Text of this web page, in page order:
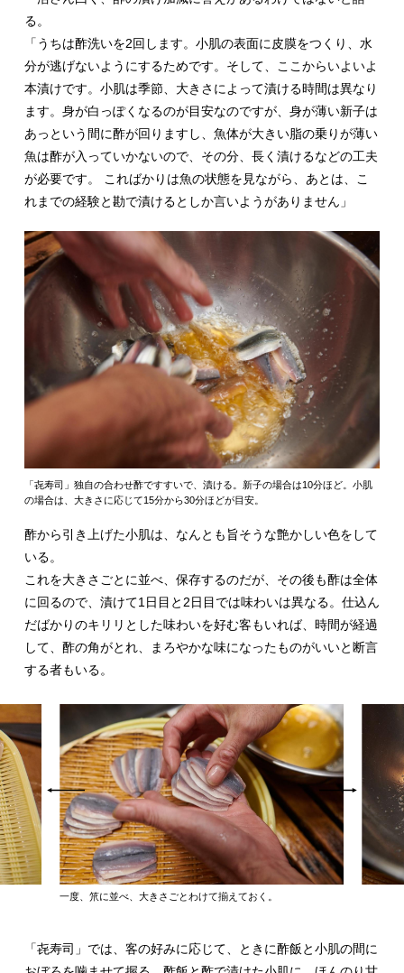
る。
「うちは酢洗いを2回します。小肌の表面に皮膜をつくり、水
分が逃げないようにするためです。そして、ここからいよいよ
本漬けです。小肌は季節、大きさによって漬ける時間は異なり
ます。身が白っぽくなるのが目安なのですが、身が薄い新子は
あっという間に酢が回りますし、魚体が大きい脂の乗りが薄い
魚は酢が入っていかないので、その分、長く漬けるなどの工夫
が必要です。 こればかりは魚の状態を見ながら、あとは、こ
れまでの経験と勘で漬けるとしか言いようがありません」
「㐂寿司」独自の合わせ酢ですすいで、漬ける。新子の場合は10分ほど。小肌
の場合は、大きさに応じて15分から30分ほどが目安。
酢から引き上げた小肌は、なんとも旨そうな艶かしい色をして
いる。
これを大きさごとに並べ、保存するのだが、その後も酢は全体
に回るので、漬けて1日目と2日目では味わいは異なる。仕込ん
だばかりのキリリとした味わいを好む客もいれば、時間が経過
して、酢の角がとれ、まろやかな味になったものがいいと断言
する者もいる。
一度、笊に並べ、大きさごとわけて揃えておく。
「㐂寿司」では、客の好みに応じて、ときに酢飯と小肌の間に